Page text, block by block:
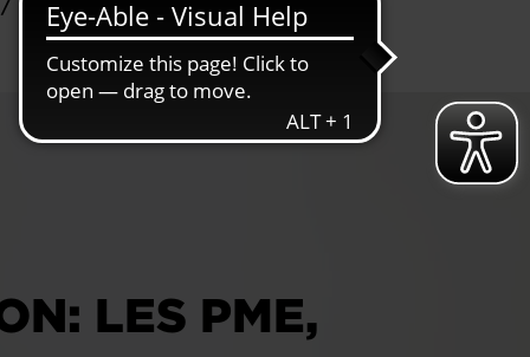
/
information
Luxembourg
economy
LES PME,